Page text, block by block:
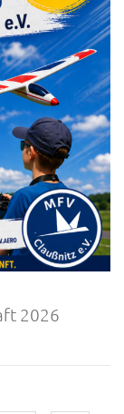
2026